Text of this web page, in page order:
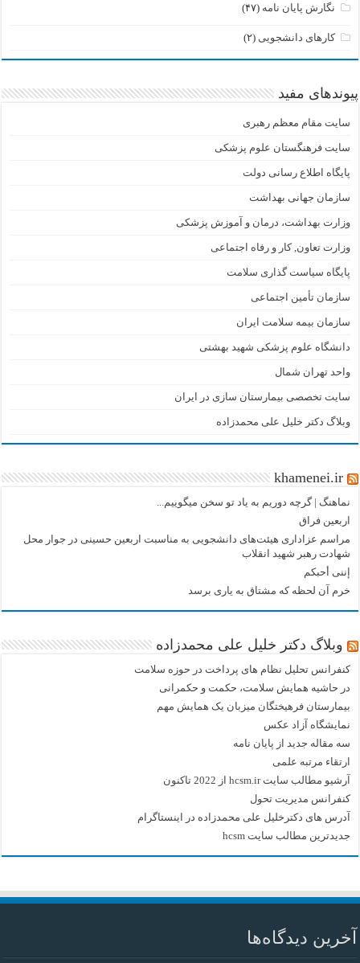
نگارش پایان نامه (۴۷)
کارهای دانشجویی (۲)
پیوندهای مفید
سایت مقام معظم رهبری
سایت فرهنگستان علوم پزشکی
پایگاه اطلاع رسانی دولت
سازمان جهانی بهداشت
وزارت بهداشت، درمان و آموزش پزشکی
وزارت تعاون, کار و رفاه اجتماعی
پایگاه سیاست گذاری سلامت
سازمان تأمین اجتماعی
سازمان بیمه سلامت ایران
دانشگاه علوم پزشکی شهید بهشتی
واحد تهران شمال
سایت تخصصی بیمارستان سازی در ایران
وبلاگ دکتر خلیل علی محمدزاده
khamenei.ir
نماهنگ |‌ گرچه دوریم به یاد تو سخن میگوییم...
اربعین فراق
مراسم عزاداری هیئت‌های دانشجویی به مناسبت اربعین حسینی در جوار محل
شهادت رهبر شهید انقلاب
إننی أحبکم
خرم آن لحظه که مشتاق به یاری برسد
وبلاگ دکتر خلیل علی محمدزاده
کنفرانس تحلیل نظام های پرداخت در حوزه سلامت
در حاشیه همایش سلامت، حکمت و حکمرانی
بیمارستان فرهیختگان میزبان یک همایش مهم
نمایشگاه آزاد عکس
سه مقاله جدید از پایان نامه
ارتقاء مرتبه علمی
آرشیو مطالب سایت hcsm.ir از 2022 تاکنون
کنفرانس مدیریت تحول
آدرس های دکترخلیل علی محمدزاده در اینستاگرام
جدیدترین مطالب سایت hcsm
آخرین دیدگاه‌ها